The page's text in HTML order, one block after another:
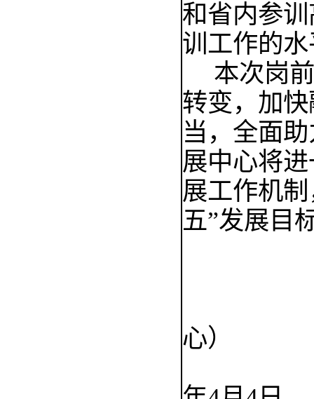
和省内参
训工作的
本次岗
转变，加
当，全面
展中心将
展工作机
五”发展目
心）